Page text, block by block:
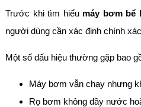
Trước khi tìm hiểu máy bơm bể
người dùng cần xác định chính
Một số dấu hiệu thường gặp bao
Máy bơm vẫn chạy nhưng
Rọ bơm không đầy nước